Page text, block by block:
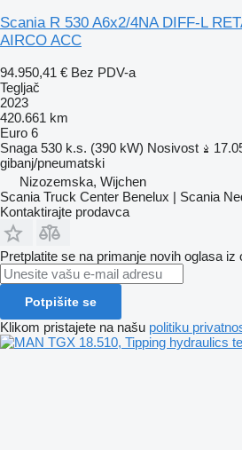
Scania R 530 A6x2/4NA DIFF-L
AIRCO ACC
94.950,41 € Bez PDV-a
Tegljač
2023
420.661 km
Euro 6
Snaga 530 k.s. (390 kW) Nosivost
gibanj/pneumatski
Nizozemska, Wijchen
Scania Truck Center Benelux | Scania
Kontaktirajte prodavca
Pretplatite se na primanje novih oglasa iz
Potpišite se
Klikom pristajete na našu politiku